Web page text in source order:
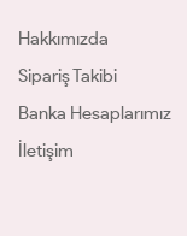
Hakkımızda
Sipariş Takibi
Banka Hesaplarımız
İletişim